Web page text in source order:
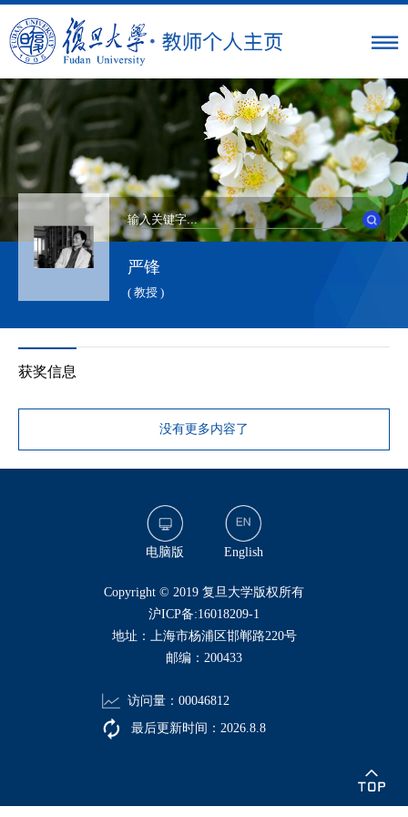
严锋
( 教授 )
获奖信息
没有更多内容了
电脑版 English
​Copyright © 2019 复旦大学版权所有
沪ICP备:16018209-1
地址：上海市杨浦区邯郸路220号
邮编：200433
访问量： 00046812
最后更新时间： 2026 8 8